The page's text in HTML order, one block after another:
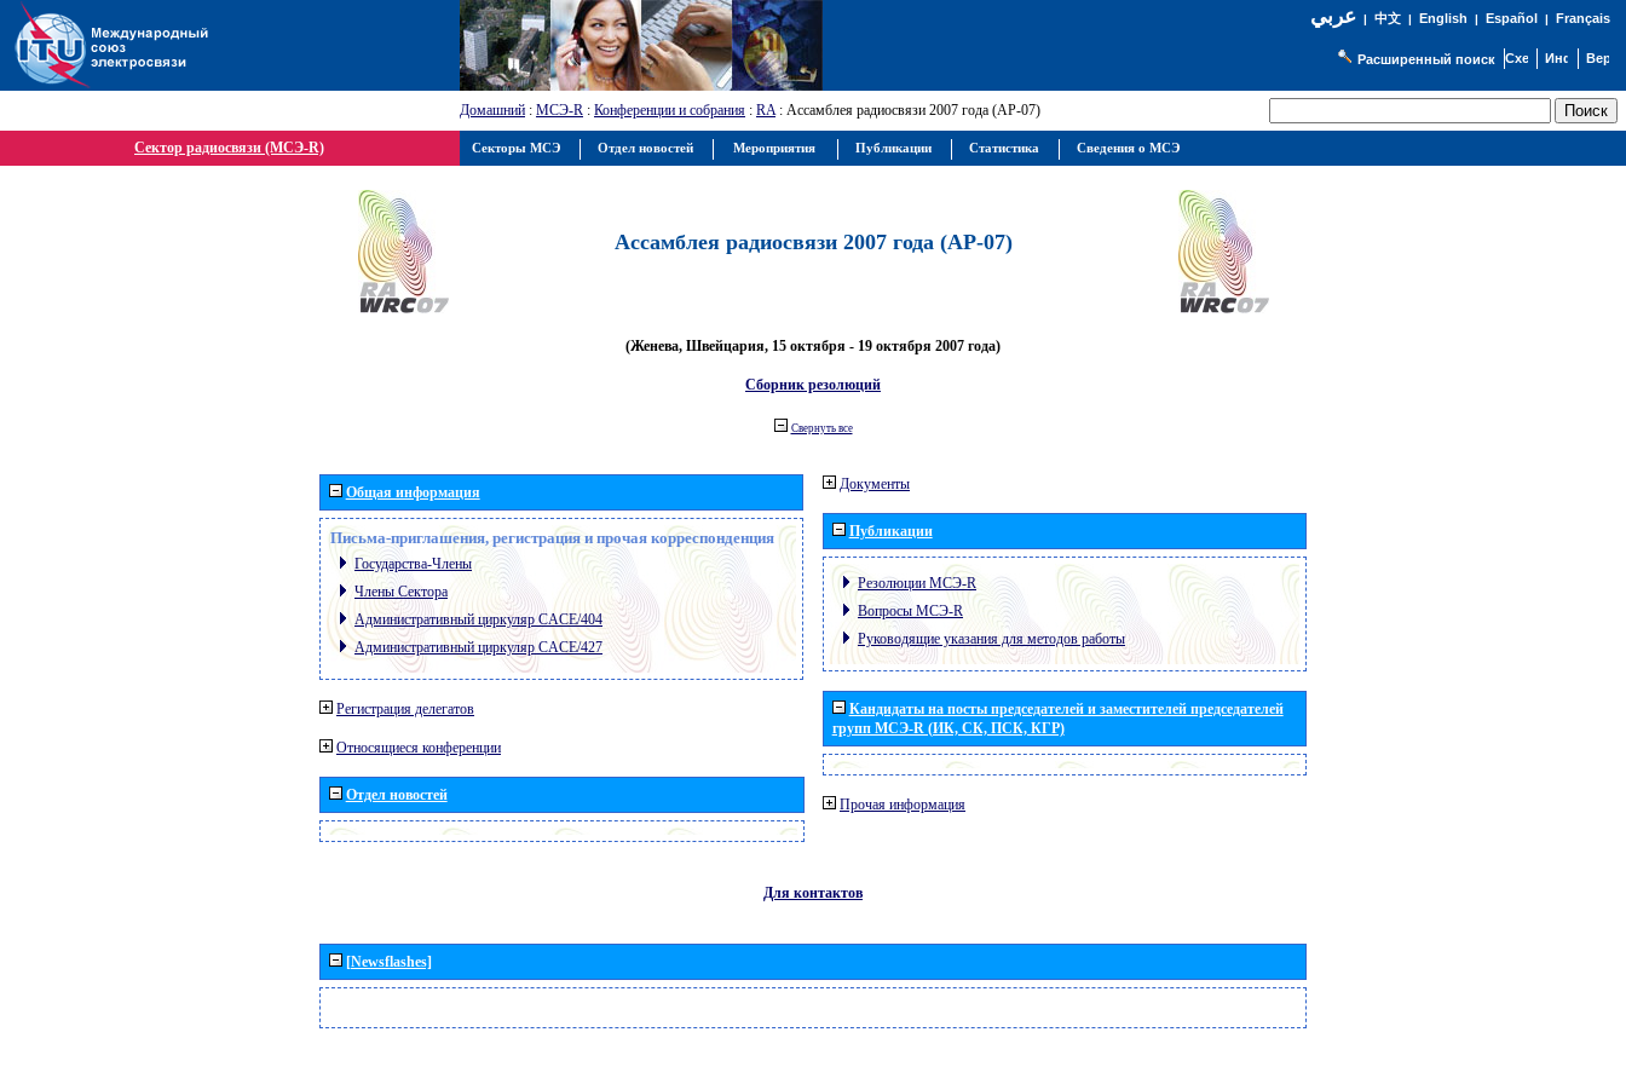
عربي| 中文| English | Español | Français
Расширенный поиск
Домашний : МСЭ-R : Конференции и собрания : RA: Ассамблея радиосвязи 2007 года (АР-07)
Сектор радиосвязи (МСЭ-R)
Ассамблея радиосвязи 2007 года (АР-07)
(Женева, Швейцария, 15 октября - 19 октября 2007 года)
Сборник резолюций
Свернуть все
Общая информация
Письма-приглашения, регистрация и прочая корреспонденция
Государства-Члены
Члены Сектора
Административный циркуляр CACE/404
Административный циркуляр CACE/427
Регистрация делегатов
Относящиеся конференции
Отдел новостей
Документы
Публикации
Резолюции МСЭ-R
Вопросы МСЭ-R
Руководящие указания для методов работы
Кандидаты на посты председателей и заместителей председателей
групп МСЭ-R (ИК, СК, ПСК, КГР)
Прочая информация
Для контактов
[Newsflashes]
Секторы МСЭ Отдел новостей Мероприятия Публикации Статистика Сведения о МСЭ